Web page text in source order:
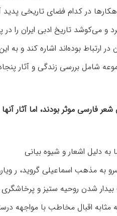
در کدام فضای تاریخی پدید
و می‌کوشد تاریخ ادبی ایران را در
بوده‌اند اشاره کند و به
شامل بررسی زندگی و آثار
فارسی موثر بودند، اما آثار آنها
به دلیل اشعار و شیوه بیانی
مذهب اسماعیلی گروید، ر
شدن روحیه ستیز و پرخاشگری
اقبال مخاطب با مواجهه